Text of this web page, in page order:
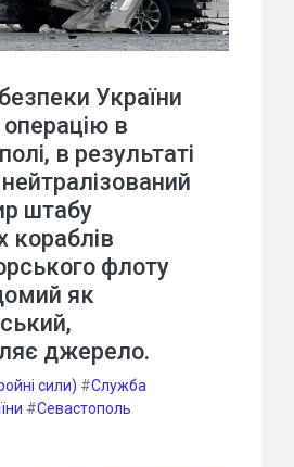
України
в
в результаті
штабу
кораблів
флоту
як
джерело.
сили) #Служба
#Севастополь